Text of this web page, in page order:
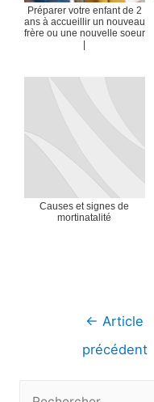
Préparer votre enfant de 2
ans à accueillir un nouveau
frère ou une nouvelle soeur
Causes et signes de
mortinatalité
Navigation
← Article
précédent